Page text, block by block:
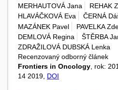
MERHAUTOVÁ Jana
REHAK
HLAVÁČKOVÁ Eva
ČERNÁ
MAZÁNEK Pavel
PAVELKA
DEMLOVÁ Regina
ŠTĚRBA
ZDRAŽILOVÁ DUBSKÁ Lenka
Recenzovaný odborný článek
Frontiers in Oncology, rok:
14 2019, DOI